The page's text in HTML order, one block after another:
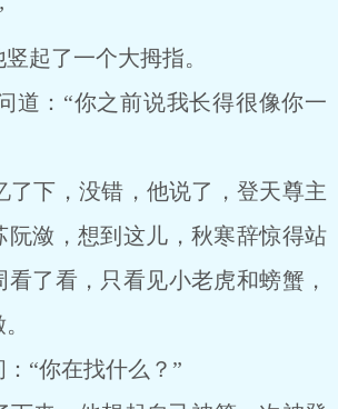
了一个大拇指。
：“你之前说我长得很像你一
下，没错，他说了，登天尊主
阮潋，想到这儿，秋寒辞惊得站
了看，只看见小老虎和螃蟹，
“你在找什么？”